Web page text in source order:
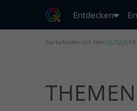
Entdecken
Sie befinden sich hier:QUIQQER